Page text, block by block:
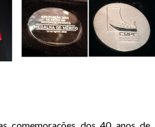
comemorações dos 40 anos de